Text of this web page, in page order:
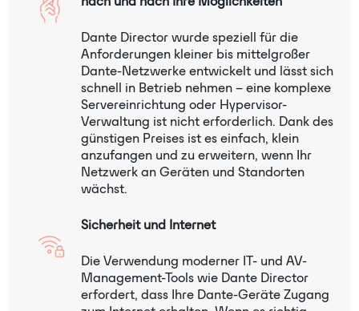
Dante Director wurde speziell für die
Anforderungen kleiner bis mittelgroßer
Dante-Netzwerke entwickelt und lässt sich
schnell in Betrieb nehmen – eine komplexe
Servereinrichtung oder Hypervisor-
Verwaltung ist nicht erforderlich. Dank des
günstigen Preises ist es einfach, klein
anzufangen und zu erweitern, wenn Ihr
Netzwerk an Geräten und Standorten
wächst.
Sicherheit und Internet
Die Verwendung moderner IT- und AV-
Management-Tools wie Dante Director
erfordert, dass Ihre Dante-Geräte Zugang